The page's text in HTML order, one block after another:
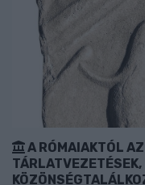
A RÓMAIAKTÓL
TÁRLATVEZETÉSEK,